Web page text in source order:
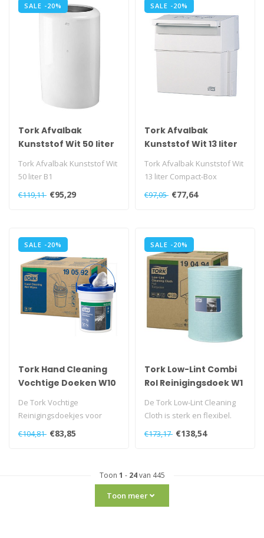
SALE -20%
Tork Afvalbak
Kunststof Wit 50 liter
Tork Afvalbak Kunststof Wit
50 liter B1
Eenvoudig onderhoud en
€119,11 €95,29
SALE -20%
Tork Afvalbak
Kunststof Wit 13 liter
Tork Afvalbak Kunststof Wit
13 liter Compact-Box
€97,05 €77,64
SALE -20%
Tork Hand Cleaning
Vochtige Doeken W10
De Tork Vochtige
Reinigingsdoekjes voor
Handen zijn makkelijk en
€104,81 €83,85
SALE -20%
Tork Low-Lint Combi
Rol Reinigingsdoek W1
De Tork Low-Lint Cleaning
Cloth is sterk en flexibel.
€173,17 €138,54
Toon 1 - 24van 445
Toon meer